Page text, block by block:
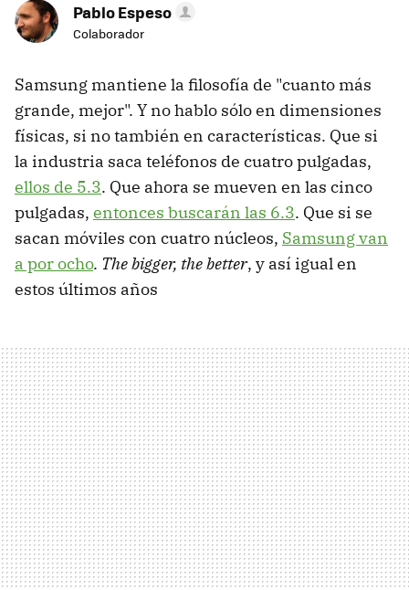
Pablo Espeso
Colaborador
Samsung mantiene la filosofía de "cuanto más
grande, mejor". Y no hablo sólo en dimensiones
físicas, si no también en características. Que si
la industria saca teléfonos de cuatro pulgadas,
ellos de 5.3. Que ahora se mueven en las cinco
pulgadas, entonces buscarán las 6.3. Que si se
sacan móviles con cuatro núcleos, Samsung van
a por ocho. The bigger, the better, y así igual en
estos últimos años